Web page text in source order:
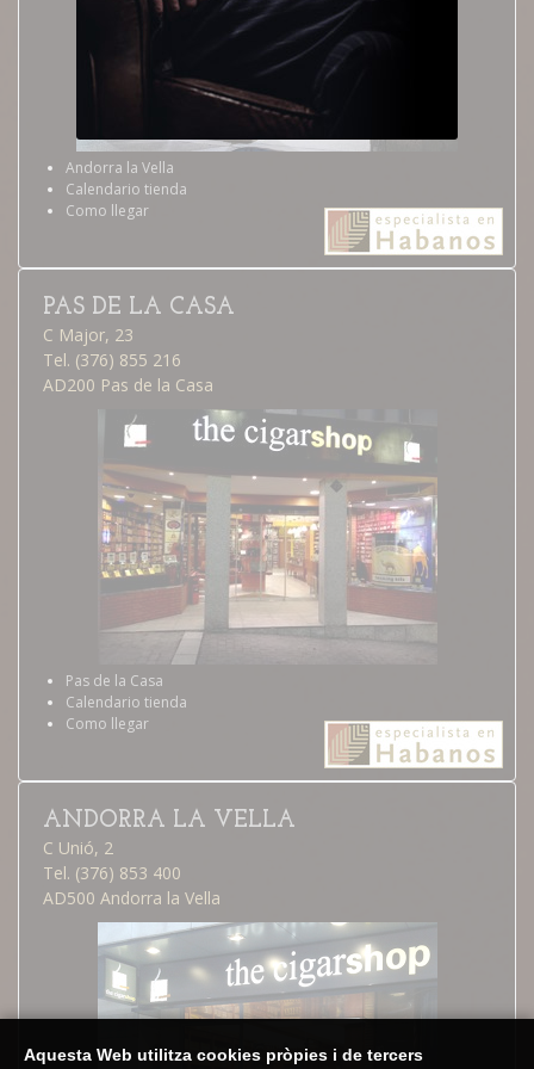
Andorra la Vella
Calendario tienda
Como llegar
PAS DE LA CASA
C Major, 23
Tel. (376) 855 216
AD200 Pas de la Casa
Pas de la Casa
Calendario tienda
Como llegar
ANDORRA LA VELLA
C Unió, 2
Tel. (376) 853 400
AD500 Andorra la Vella
Aquesta Web utilitza cookies pròpies i de tercers